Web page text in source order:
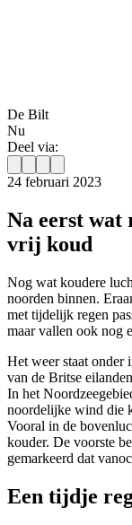
De Bilt
Nu
Deel via:
24 februari 2023
Na eerst wat
vrij koud
Nog wat koudere
noorden binnen.
met tijdelijk regen
maar vallen ook nog
Het weer staat onder
van de Britse
In het
noordelijke wind die
Vooral in de
kouder. De voorste
gemarkeerd dat
Een tijdje